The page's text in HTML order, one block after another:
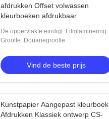
afdrukken Offset volwassen
kleurboeken afdrukbaar
De oppervlakte eindigt: Filmlaminering
Grootte: Douanegrootte
Vind de beste prijs
Kunstpapier Aangepast kleurboek
Afdrukken Klassiek ontwerp CS-